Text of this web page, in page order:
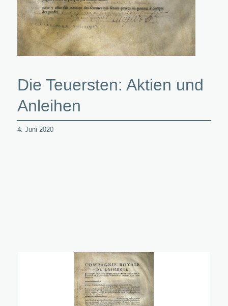
Die Teuersten: Aktien und
Anleihen
4. Juni 2020